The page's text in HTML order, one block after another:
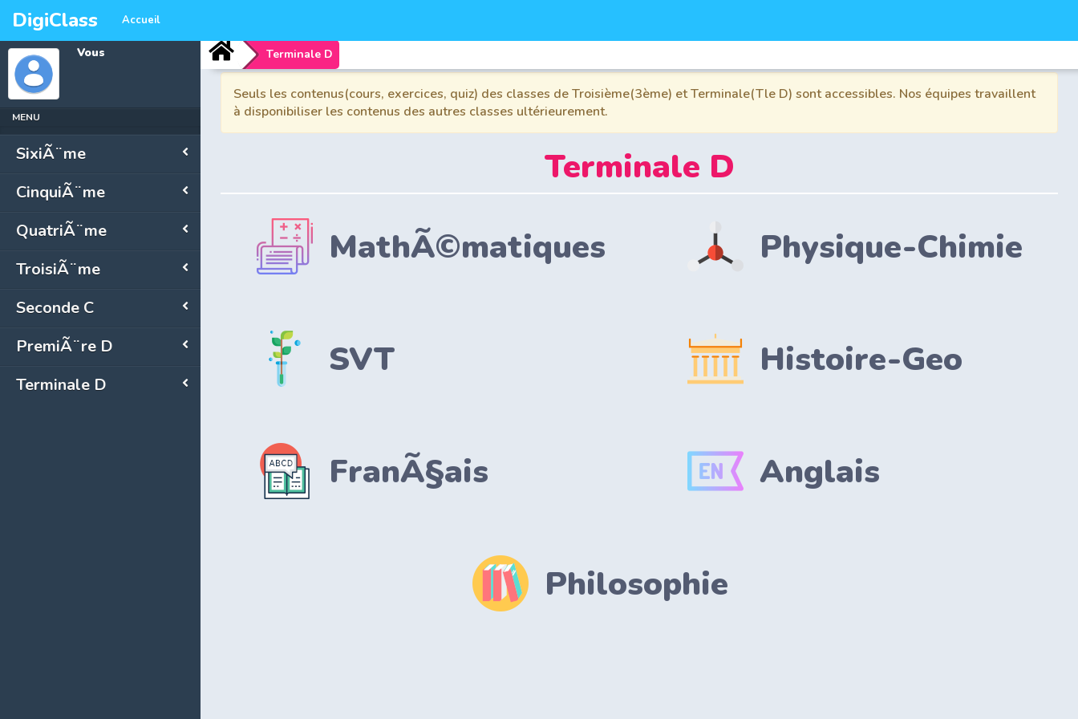
DigiClass Accueil
Vous
MENU
SixiÃ¨me
CinquiÃ¨me
QuatriÃ¨me
TroisiÃ¨me
Seconde C
PremiÃ¨re D
Terminale D
Terminale D
Seuls les contenus(cours, exercices, quiz) des classes de Troisième(3ème) et Terminale(Tle D) sont accessibles. Nos équipes travaillent
à disponibiliser les contenus des autres classes ultérieurement.
Terminale D
MathÃ©matiques
Physique-Chimie
SVT Histoire-Geo
FranÃ§ais Anglais
Philosophie